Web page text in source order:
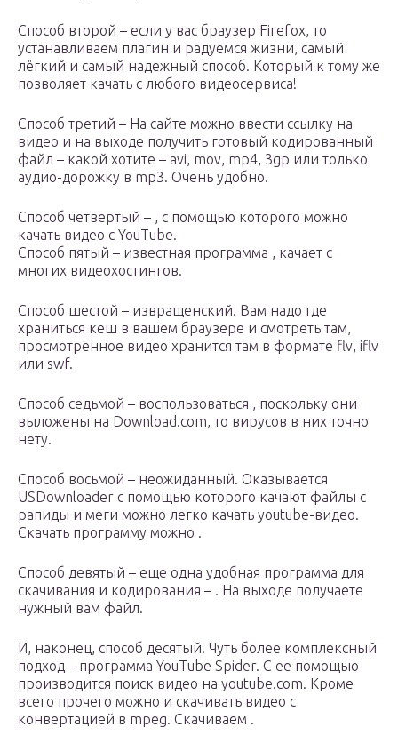
Способ второй – если у вас браузер Firefox, то
устанавливаем плагин и радуемся жизни, самый
лёгкий и самый надежный способ. Который к тому же
позволяет качать с любого видеосервиса!
Способ третий – На сайте можно ввести ссылку на
видео и на выходе получить готовый кодированный
файл – какой хотите – avi, mov, mp4, 3gp или только
аудио-дорожку в mp3. Очень удобно.
Способ четвертый – , с помощью которого можно
качать видео с YouTube.
Способ пятый – известная программа , качает с
многих видеохостингов.
Способ шестой – извращенский. Вам надо где
храниться кеш в вашем браузере и смотреть там,
просмотренное видео хранится там в формате flv, iflv
или swf.
Способ седьмой – воспользоваться , поскольку они
выложены на Download.com, то вирусов в них точно
нету.
Способ восьмой – неожиданный. Оказывается
USDownloader с помощью которого качают файлы с
рапиды и меги можно легко качать youtube-видео.
Скачать программу можно .
Способ девятый – еще одна удобная программа для
скачивания и кодирования – . На выходе получаете
нужный вам файл.
И, наконец, способ десятый. Чуть более комплексный
подход – программа YouTube Spider. С ее помощью
производится поиск видео на youtube.com. Кроме
всего прочего можно и скачивать видео с
конвертацией в mpeg. Скачиваем .